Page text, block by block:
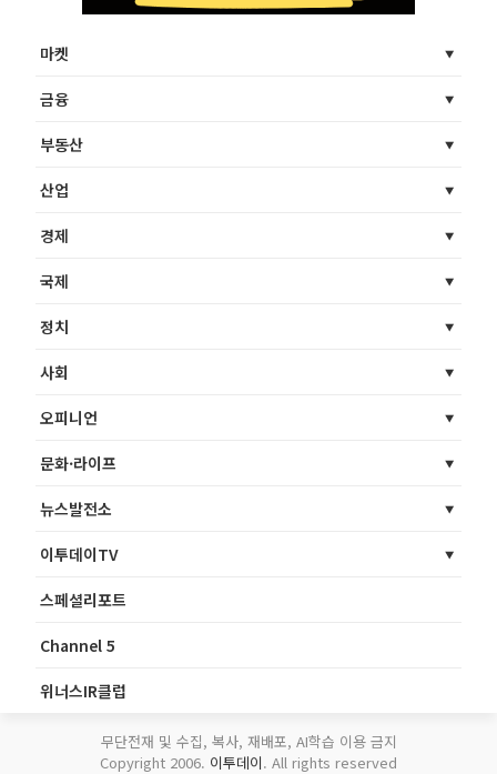
마켓
금융
부동산
산업
경제
국제
정치
사회
오피니언
문화·라이프
뉴스발전소
이투데이TV
스페셜리포트
Channel 5
위너스IR클럽
무단전재 및 수집, 복사, 재배포, AI학습 이용 금지
Copyright 2006. 이투데이. All rights reserved